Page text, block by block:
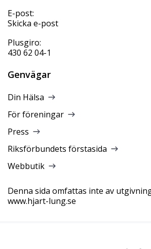
E-post:
Skicka e-post
Plusgiro:
430 62 04-1
Genvägar
Din Hälsa
För föreningar
Press
Riksförbundets förstasida
Webbutik
Denna sida omfattas inte av
www.hjart-lung.se